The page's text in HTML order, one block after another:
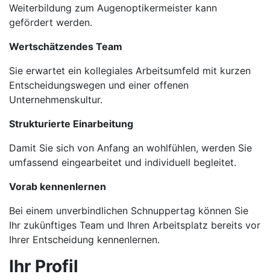
Weiterbildung zum Augenoptikermeister kann
gefördert werden.
Wertschätzendes Team
Sie erwartet ein kollegiales Arbeitsumfeld mit kurzen
Entscheidungswegen und einer offenen
Unternehmenskultur.
Strukturierte Einarbeitung
Damit Sie sich von Anfang an wohlfühlen, werden Sie
umfassend eingearbeitet und individuell begleitet.
Vorab kennenlernen
Bei einem unverbindlichen Schnuppertag können Sie
Ihr zukünftiges Team und Ihren Arbeitsplatz bereits vor
Ihrer Entscheidung kennenlernen.
Ihr Profil